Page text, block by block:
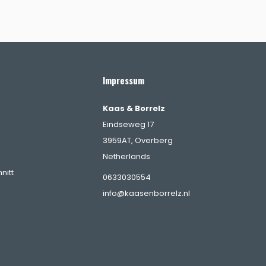
Impressum
Kaas & Borrelz
Eindseweg 17
3959AT, Overberg
Netherlands
0633030554
info@kaasenborrelz.nl